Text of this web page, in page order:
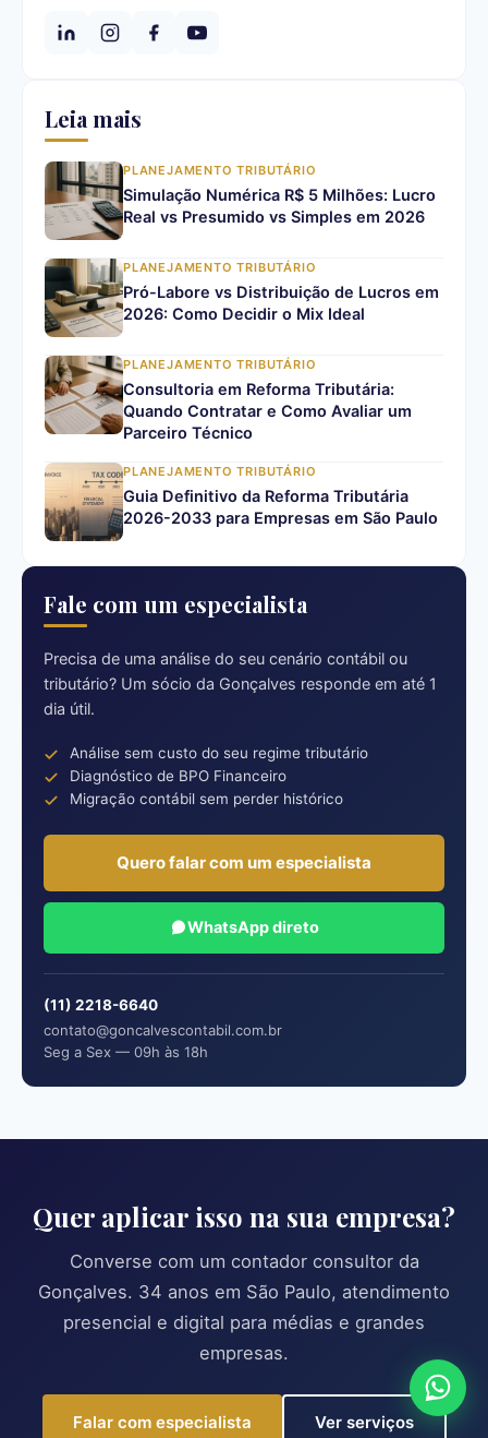
Leia mais
PLANEJAMENTO TRIBUTÁRIO
Simulação Numérica R$ 5 Milhões: Lucro
Real vs Presumido vs Simples em 2026
PLANEJAMENTO TRIBUTÁRIO
Pró-Labore vs Distribuição de Lucros em
2026: Como Decidir o Mix Ideal
PLANEJAMENTO TRIBUTÁRIO
Consultoria em Reforma Tributária:
Quando Contratar e Como Avaliar um
Parceiro Técnico
PLANEJAMENTO TRIBUTÁRIO
Guia Definitivo da Reforma Tributária
2026-2033 para Empresas em São Paulo
Fale com um especialista
Precisa de uma análise do seu cenário contábil ou
tributário? Um sócio da Gonçalves responde em até 1
dia útil.
Análise sem custo do seu regime tributário
Diagnóstico de BPO Financeiro
Migração contábil sem perder histórico
Quero falar com um especialista
WhatsApp direto
(11) 2218-6640
contato@goncalvescontabil.com.br
Seg a Sex — 09h às 18h
Quer aplicar isso na sua empresa?
Converse com um contador consultor da
Gonçalves. 34 anos em São Paulo, atendimento
presencial e digital para médias e grandes
empresas.
Falar com especialista Ver serviços